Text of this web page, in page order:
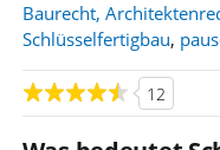
Baurecht,
Schlüsselfertigbau,
12